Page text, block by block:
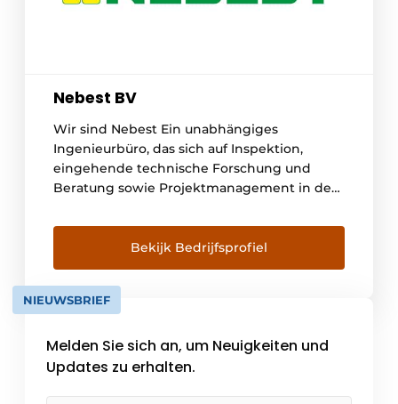
Nebest BV
Wir sind Nebest Ein unabhängiges
Ingenieurbüro, das sich auf Inspektion,
eingehende technische Forschung und
Beratung sowie Projektmanagement in den
Wasserbau spezialisiert hat. Die Verwaltung
von Vermögenswerten liegt in unserer DNA
und ist seit der Gründung von Nebest im
Jahr 1988 in der Organisation verankert, als
das Unternehmen die risikobasierte
[...]
Bekijk Bedrijfsprofiel
NIEUWSBRIEF
Melden Sie sich an, um Neuigkeiten und
Updates zu erhalten.